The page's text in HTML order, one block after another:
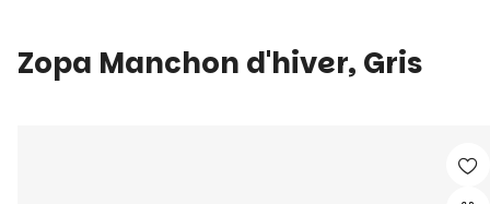
Zopa Manchon d'hiver, Gris